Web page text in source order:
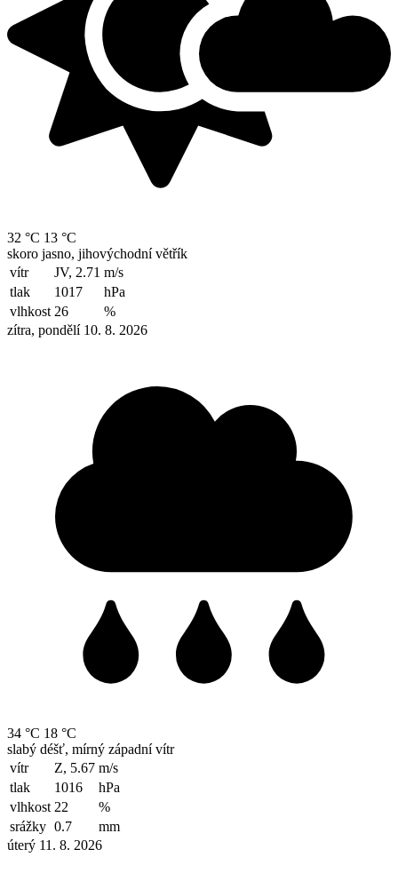
32 °C 13 °C
skoro jasno, jihovýchodní větřík
vítr
JV, 2.71 m/s
tlak
1017
hPa
vlhkost 26
%
zítra, pondělí 10. 8. 2026
34 °C 18 °C
slabý déšť, mírný západní vítr
vítr
Z, 5.67 m/s
tlak
1016
hPa
vlhkost 22
%
srážky 0.7
mm
úterý 11. 8. 2026